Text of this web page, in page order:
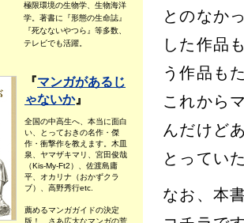
極限環境の生物学、生物海洋
学。著書に『形態の生命誌』
『死なないやつら』等多数、
テレビでも活躍。
『マンガがあるじ
ゃないか』
全国の中高生へ、本当に面白
い、とっておきの名作・傑
作・衝撃作を教えます。木皿
泉、ヤマザキマリ、宮田俊哉
（Kis-My-Ft2）、佐渡島庸
平、オカリナ（おかずクラ
ブ）、高野秀行etc.
薦めるマンガガイドの決定
版！ さあ広大なマンガの荒
とのなか
した作品
う作品も
これから
んだけど
とってい
なお、本